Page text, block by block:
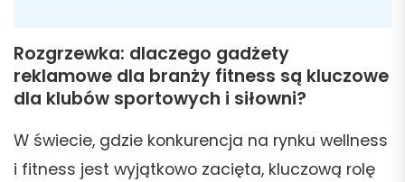
Rozgrzewka: dlaczego gadżety
reklamowe dla branży fitness są kluczowe
dla klubów sportowych i siłowni?
W świecie, gdzie konkurencja na rynku wellness
i fitness jest wyjątkowo zacięta, kluczową rolę